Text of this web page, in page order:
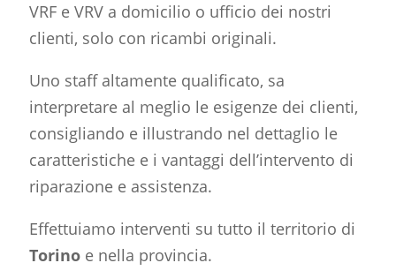
VRF e VRV a domicilio o ufficio dei nostri
clienti, solo con ricambi originali.
Uno staff altamente qualificato, sa
interpretare al meglio le esigenze dei clienti,
consigliando e illustrando nel dettaglio le
caratteristiche e i vantaggi dell’intervento di
riparazione e assistenza.
Effettuiamo interventi su tutto il territorio di
Torino e nella provincia.